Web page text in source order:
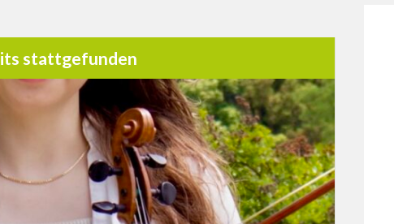
stattgefunden